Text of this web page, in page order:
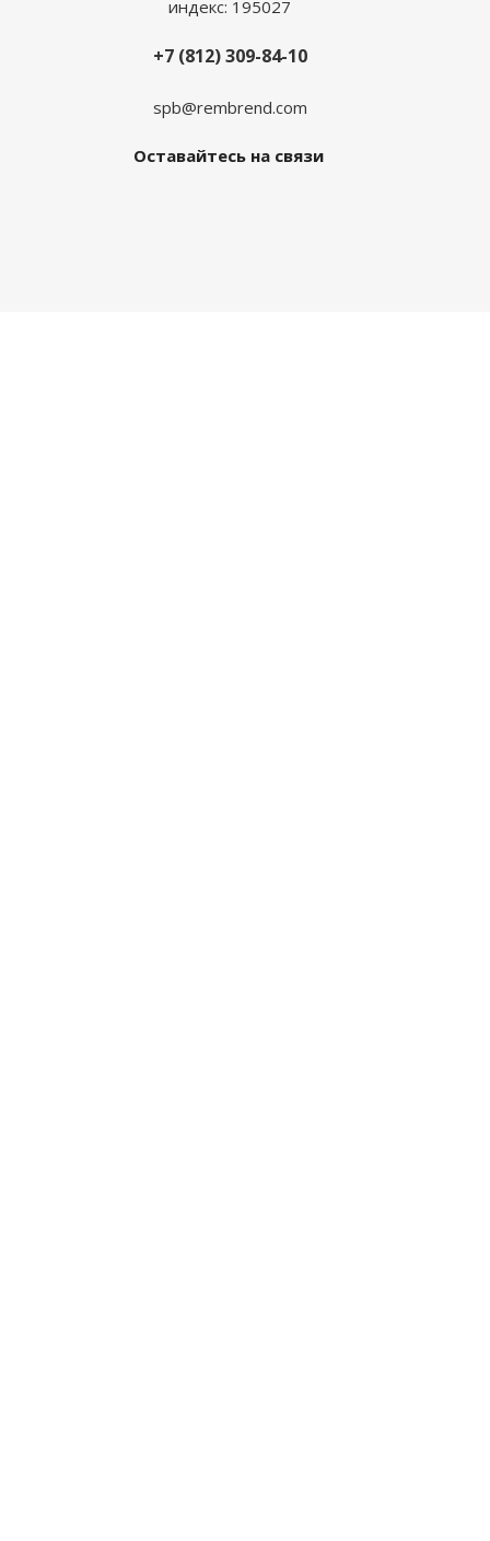
индекс: 195027
+7 (812) 309-84-10
spb@rembrend.com
Оставайтесь на связи